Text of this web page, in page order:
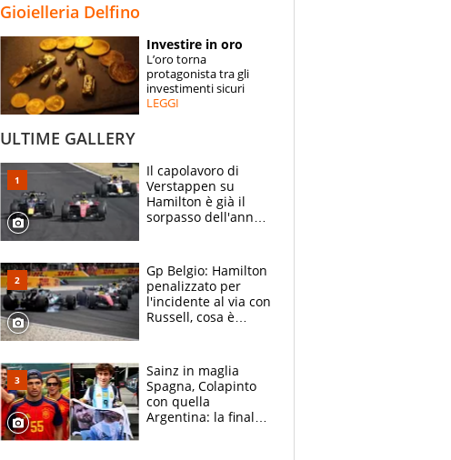
ESPERTI
CONTATTI
Gioielleria Delfino
Investire in oro
L’oro torna
protagonista tra gli
investimenti sicuri
LEGGI
ULTIME GALLERY
Il capolavoro di
Verstappen su
Hamilton è già il
sorpasso dell'anno:
2021
Gp Belgio: Hamilton
penalizzato per
l'incidente al via con
Russell, cosa è
Sainz in maglia
Spagna, Colapinto
con quella
Argentina: la finale